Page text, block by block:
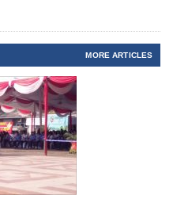
MORE ARTICLES